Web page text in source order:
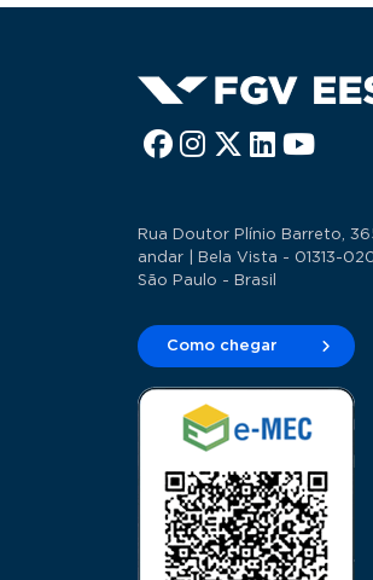
Rua Doutor Plínio Barreto,
andar | Bela Vista - 01313-
São Paulo - Brasil
Como chegar